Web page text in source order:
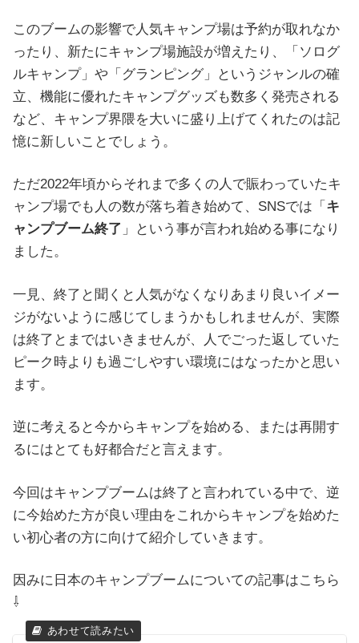
このブームの影響で人気キャンプ場は予約が取れなか
ったり、新たにキャンプ場施設が増えたり、「ソログ
ルキャンプ」や「グランピング」というジャンルの確
立、機能に優れたキャンプグッズも数多く発売される
など、キャンプ界隈を大いに盛り上げてくれたのは記
憶に新しいことでしょう。
ただ2022年頃からそれまで多くの人で賑わっていたキ
ャンプ場でも人の数が落ち着き始めて、SNSでは「 キ
ャンプブーム終了 」という事が言われ始める事になり
ました。
一見、終了と聞くと人気がなくなりあまり良いイメー
ジがないように感じてしまうかもしれませんが、実際
は終了とまではいきませんが、人でごった返していた
ピーク時よりも過ごしやすい環境にはなったかと思い
ます。
逆に考えると今からキャンプを始める、または再開す
るにはとても好都合だと言えます。
今回はキャンプブームは終了と言われている中で、逆
に今始めた方が良い理由をこれからキャンプを始めた
い初心者の方に向けて紹介していきます。
因みに日本のキャンプブームについての記事はこちら
⇩